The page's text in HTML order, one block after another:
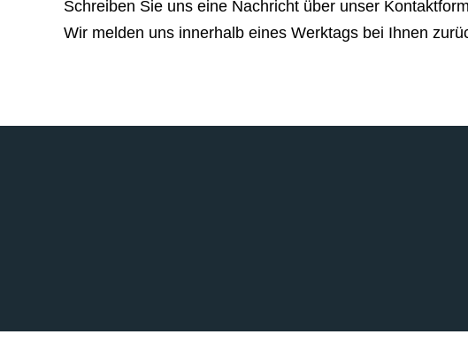
Schreiben Sie uns eine Nachricht über unser
Wir melden uns innerhalb eines Werktags bei Ihnen